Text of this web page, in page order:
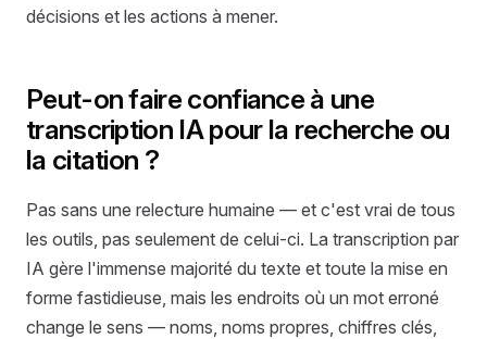
décisions et les actions à mener.
Peut-on faire confiance à une
transcription IA pour la recherche ou
la citation ?
Pas sans une relecture humaine — et c'est vrai de tous
les outils, pas seulement de celui-ci. La transcription par
IA gère l'immense majorité du texte et toute la mise en
forme fastidieuse, mais les endroits où un mot erroné
change le sens — noms, noms propres, chiffres clés,